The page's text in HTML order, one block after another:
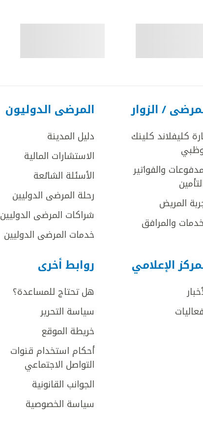
/ الزوار
كليفلاند كلينك
والفواتير
المريض
والمرافق
المرضى الدوليون
دليل المدينة
الاستشارات المالية
الأسئلة الشائعة
رحلة المرضى الدوليين
شراكات المرضى الدوليين
خدمات المرضى الدوليين
الإعلامي روابط أخرى
هل تحتاج للمساعدة؟
سياسة التحرير
خريطة الموقع
أحكام استخدام قنوات
التواصل الاجتماعي
الجوانب القانونية
سياسة الخصوصية